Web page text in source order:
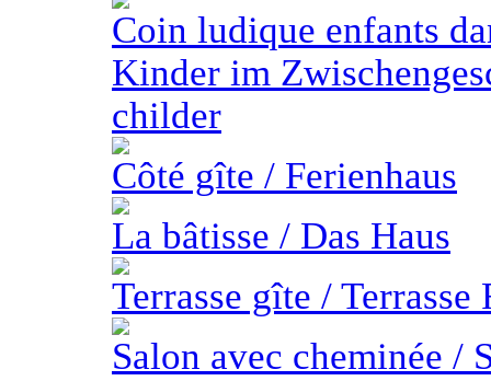
Coin ludique enfants
Kinder im
childer
Côté gîte / Ferienhaus
La bâtisse / Das Haus
Terrasse gîte / Terrasse
Salon avec cheminée